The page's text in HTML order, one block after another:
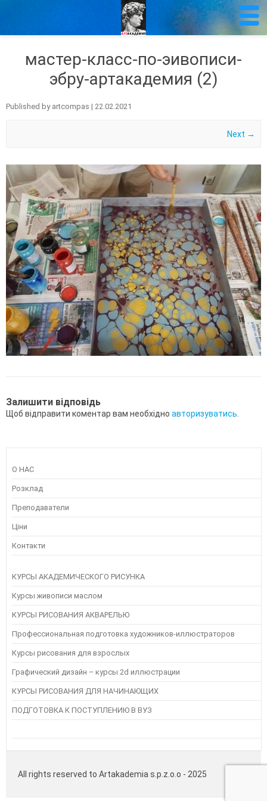
мастер-класс-по-эивописи-
эбру-артакадемия (2)
Published by artcompas | 22.02.2021
Next →
Залишити відповідь
Щоб відправити коментар вам необхідно авторизуватись
О НАС
Розклад
Преподаватели
Ціни
Контакти
КУРСЫ АКАДЕМИЧЕСКОГО РИСУНКА
Курсы живописи маслом
КУРСЫ РИСОВАНИЯ АКВАРЕЛЬЮ
Профессиональная подготовка художников-иллюстраторов
Курсы рисования для взрослых
Графический дизайн – курсы 2d иллюстрации
КУРСЫ РИСОВАНИЯ ДЛЯ НАЧИНАЮЩИХ
ПОДГОТОВКА К ПОСТУПЛЕНИЮ В ВУЗ
All rights reserved to Artakademia s.p.z.o.o - 2025